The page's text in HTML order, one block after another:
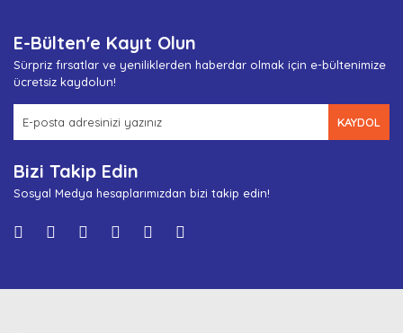
E-Bülten'e Kayıt Olun
Sürpriz fırsatlar ve yeniliklerden haberdar olmak için e-bültenimize
ücretsiz kaydolun!
KAYDOL
Bizi Takip Edin
Sosyal Medya hesaplarımızdan bizi takip edin!